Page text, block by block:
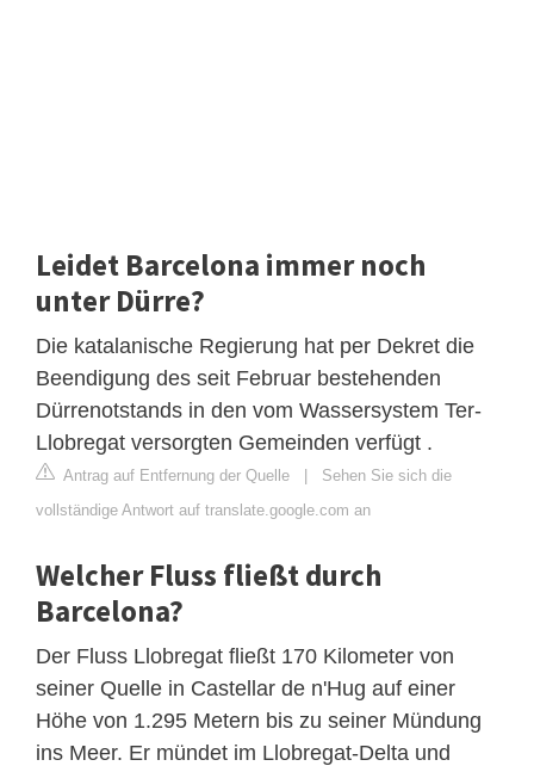
Leidet Barcelona immer noch
unter Dürre?
Die katalanische Regierung hat per Dekret die
Beendigung des seit Februar bestehenden
Dürrenotstands in den vom Wassersystem Ter-
Llobregat versorgten Gemeinden verfügt .
Antrag auf Entfernung der Quelle | Sehen Sie sich die
vollständige Antwort auf translate.google.com an
Welcher Fluss fließt durch
Barcelona?
Der Fluss Llobregat fließt 170 Kilometer von
seiner Quelle in Castellar de n'Hug auf einer
Höhe von 1.295 Metern bis zu seiner Mündung
ins Meer. Er mündet im Llobregat-Delta und